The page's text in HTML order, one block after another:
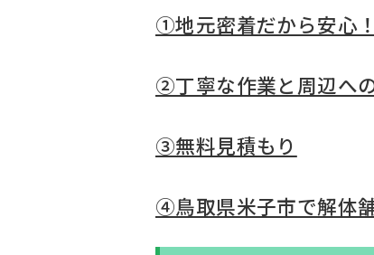
➀地元密着だから安心！
②丁寧な作業と周辺へ
③無料見積もり
④鳥取県米子市で解体